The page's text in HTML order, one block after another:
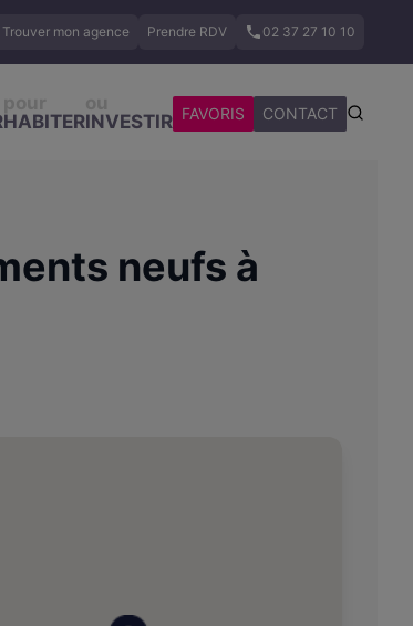
Trouver mon agence Prendre RDV 02 37 27 10 10
HABITERINVESTIR FAVORIS CONTACT
neufs à